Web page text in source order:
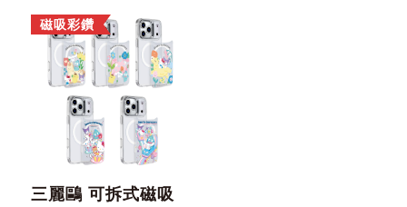
磁吸彩鑽
三麗鷗 可拆式磁吸